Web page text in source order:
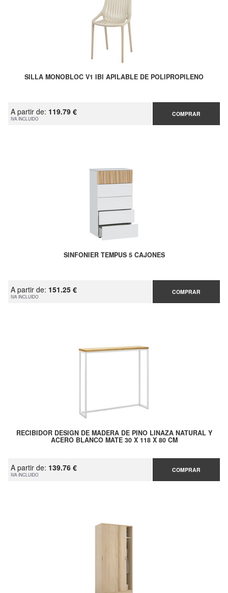
SILLA MONOBLOC V1 IBI APILABLE DE POLIPROPILENO
A partir de: 119.79 €
IVA INCLUIDO
COMPRAR
SINFONIER TEMPUS 5 CAJONES
A partir de: 151.25 €
IVA INCLUIDO
COMPRAR
RECIBIDOR DESIGN DE MADERA DE PINO LINAZA NATURAL Y
ACERO BLANCO MATE 30 X 118 X 80 CM
A partir de: 139.76 €
IVA INCLUIDO
COMPRAR